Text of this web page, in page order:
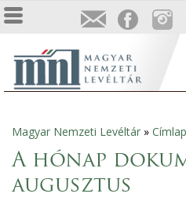
Jelenlegi
hely
Magyar Nemzeti Levéltár » Címlap
A hónap
augusztus